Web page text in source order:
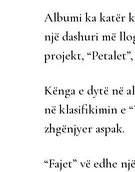
Albumi ka katër
një dashuri më
projekt, “Petalet”,
Kënga e dytë në
në klasifikimin e
zhgënjyer aspak.
“Fajet” vë edhe